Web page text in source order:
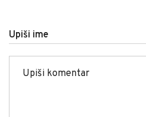
Upiši ime